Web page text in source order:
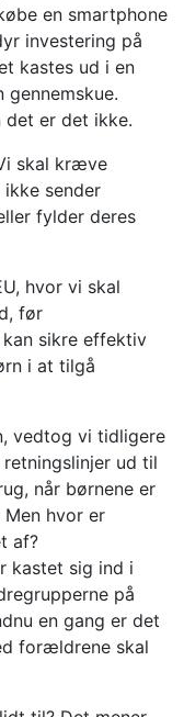
en smartphone
investering på
kastes ud i en
er det ikke.
skal kræve
sender
fylder deres
hvor vi skal
før
sikre effektiv
i at tilgå
vedtog vi tidligere
ud til
når børnene er
hvor er
af?
kastet sig ind i
på
en gang er det
forældrene skal